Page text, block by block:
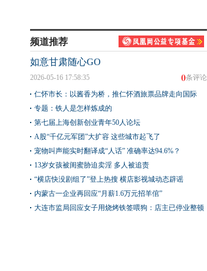
频道推荐
如意甘肃随心GO
0条评论
2026-05-16 17:58:35
仁怀市长：以酱香为桥，推仁怀酒旅票品牌走向国际
专题：铁人是怎样炼成的
第七届上海创新创业青年50人论坛
A股“千亿元军团”大扩容 这些城市起飞了
宠物叫声能实时翻译成“人话” 准确率达94.6%？
13岁女孩被闺蜜胁迫卖淫 多人被追责
“横店快没剧组了”登上热搜 横店影视城动态辟谣
内蒙古一企业再回应“月薪1.6万元招羊倌”
大连市监局回应女子用烧烤铁签喂狗：店主已停业整顿